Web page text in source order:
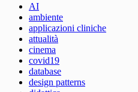
AI
ambiente
applicazioni cliniche
attualità
cinema
covid19
database
design patterns